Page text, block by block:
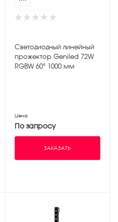
Светодиодный линейный
прожектор Geniled 72W
RGBW 60° 1000 мм
Цена
По запросу
ЗАКАЗАТЬ